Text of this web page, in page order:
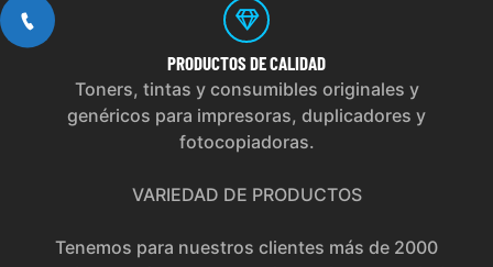
PRODUCTOS DE CALIDAD
Toners, tintas y consumibles originales y
genéricos para impresoras, duplicadores y
fotocopiadoras.
VARIEDAD DE PRODUCTOS
Tenemos para nuestros clientes más de 2000